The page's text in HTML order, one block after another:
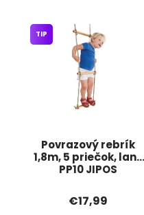
Povrazový rebrík
1,8m, 5 priečok, lano
PP10 JIPOS
TIP
€17,99